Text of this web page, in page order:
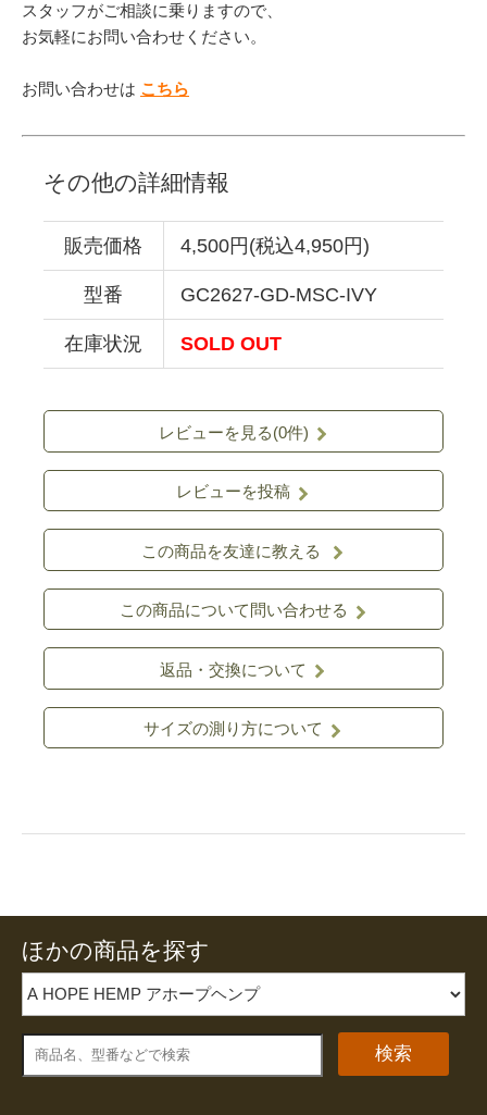
スタッフがご相談に乗りますので、
お気軽にお問い合わせください。
お問い合わせは こちら
その他の詳細情報
販売価格 4,500円(税込4,950円)
型番 GC2627-GD-MSC-IVY
在庫状況 SOLD OUT
レビューを見る(0件)
レビューを投稿
この商品を友達に教える
この商品について問い合わせる
返品・交換について
サイズの測り方について
ほかの商品を探す
検索